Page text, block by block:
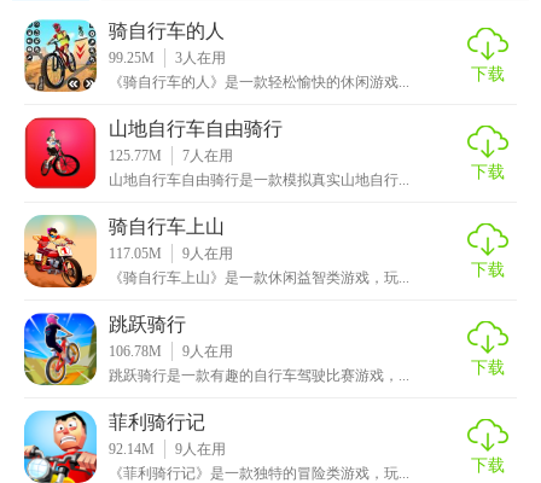
3. 道具系统：游戏内设有多种道具，玩家可以通过收集和使
用道具来获得优势。
4. 成就系统：游戏设有丰富的成就，玩家可以通过完成特定
任务来解锁成就，获得奖励。
和荣誉。
【辛普森骑自行车优势】
1. 以《辛普森一家》为背景，吸引大量动画粉丝关注。
2. 游戏画面精美，音效逼真，为玩家带来极致的游戏体验。
3. 赛道设计多样，充满挑战和乐趣，让玩家在游戏中不断追
求突破。
骑自行车的人
99.25M 3人在用
《骑自行车的人》是一款轻松愉快的休闲游戏...
下载
山地自行车自由骑行
125.77M 7人在用
山地自行车自由骑行是一款模拟真实山地自行...
下载
骑自行车上山
117.05M 9人在用
《骑自行车上山》是一款休闲益智类游戏，玩...
下载
跳跃骑行
106.78M 9人在用
跳跃骑行是一款有趣的自行车驾驶比赛游戏，...
下载
菲利骑行记
92.14M 9人在用
《菲利骑行记》是一款独特的冒险类游戏，玩...
下载